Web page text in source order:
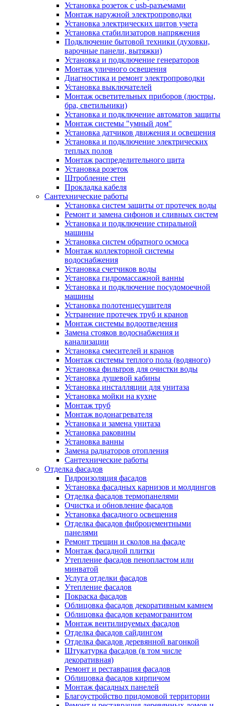
Установка розеток с usb-разъемами
Монтаж наружной электропроводки
Установка электрических щитов учета
Установка стабилизаторов напряжения
Подключение бытовой техники (духовки,
варочные панели, вытяжки)
Установка и подключение генераторов
Монтаж уличного освещения
Диагностика и ремонт электропроводки
Установка выключателей
Монтаж осветительных приборов (люстры,
бра, светильники)
Установка и подключение автоматов защиты
Монтаж системы "умный дом"
Установка датчиков движения и освещения
Установка и подключение электрических
теплых полов
Монтаж распределительного щита
Установка розеток
Штробление стен
Прокладка кабеля
Сантехнические работы
Установка систем защиты от протечек воды
Ремонт и замена сифонов и сливных систем
Установка и подключение стиральной
машины
Установка систем обратного осмоса
Монтаж коллекторной системы
водоснабжения
Установка счетчиков воды
Установка гидромассажной ванны
Установка и подключение посудомоечной
машины
Установка полотенцесушителя
Устранение протечек труб и кранов
Монтаж системы водоотведения
Замена стояков водоснабжения и
канализации
Установка смесителей и кранов
Монтаж системы теплого пола (водяного)
Установка фильтров для очистки воды
Установка душевой кабины
Установка инсталляции для унитаза
Установка мойки на кухне
Монтаж труб
Монтаж водонагревателя
Установка и замена унитаза
Установка раковины
Установка ванны
Замена радиаторов отопления
Сантехнические работы
Отделка фасадов
Гидроизоляция фасадов
Установка фасадных карнизов и молдингов
Отделка фасадов термопанелями
Очистка и обновление фасадов
Установка фасадного освещения
Отделка фасадов фиброцементными
панелями
Ремонт трещин и сколов на фасаде
Монтаж фасадной плитки
Утепление фасадов пенопластом или
минватой
Услуга отделки фасадов
Утепление фасадов
Покраска фасадов
Облицовка фасадов декоративным камнем
Облицовка фасадов керамогранитом
Монтаж вентилируемых фасадов
Отделка фасадов сайдингом
Отделка фасадов деревянной вагонкой
Штукатурка фасадов (в том числе
декоративная)
Ремонт и реставрация фасадов
Облицовка фасадов кирпичом
Монтаж фасадных панелей
Благоустройство придомовой территории